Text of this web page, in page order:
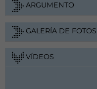
ARGUMENTO
GALERÍA DE FOTOS
VÍDEOS